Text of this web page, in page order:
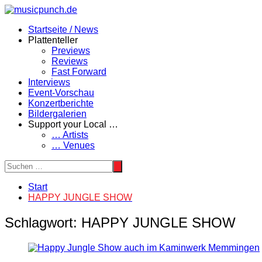
Zum
springenStartseite / News
Plattenteller
Previews
Reviews
Fast Forward
Interviews
Event-Vorschau
Konzertberichte
Bildergalerien
Support your Local …
… Artists
… Venues
Start
HAPPY JUNGLE SHOW
Schlagwort: HAPPY JUNGLE SHOW